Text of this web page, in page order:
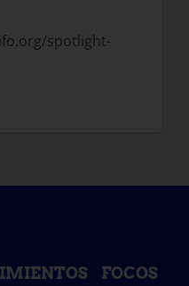
spotlight-
FOCOS